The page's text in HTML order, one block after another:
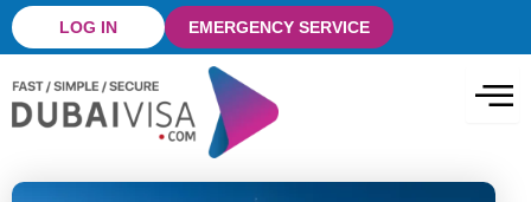
Skip
to
content
LOG IN EMERGENCY SERVICE